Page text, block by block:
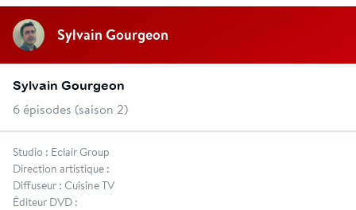
Sylvain Gourgeon
Sylvain Gourgeon
6 épisodes (saison 2)
Studio : Eclair Group
Direction artistique :
Diffuseur : Cuisine TV
Éditeur DVD :